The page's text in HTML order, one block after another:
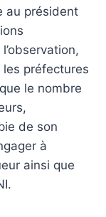
au président
les préfectures
le nombre
de son
à
ainsi que